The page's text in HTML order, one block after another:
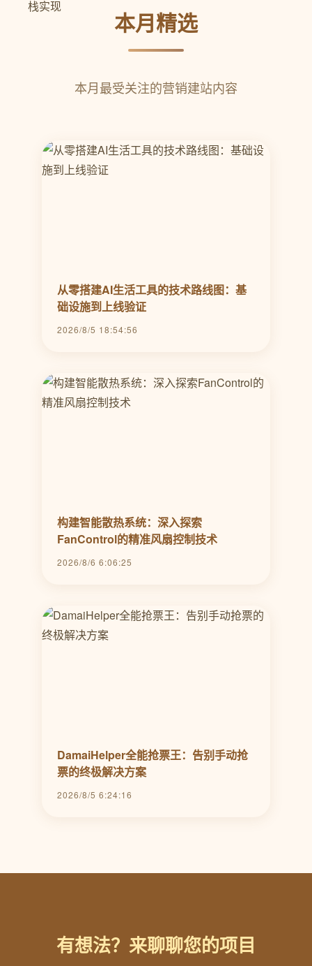
本月精选
本月最受关注的营销建站内容
从零搭建AI生活工具的技术路线图：基
础设施到上线验证
2026/8/5 18:54:56
构建智能散热系统：深入探索
FanControl的精准风扇控制技术
2026/8/6 6:06:25
DamaiHelper全能抢票王：告别手动抢
票的终极解决方案
2026/8/5 6:24:16
有想法？来聊聊您的项目